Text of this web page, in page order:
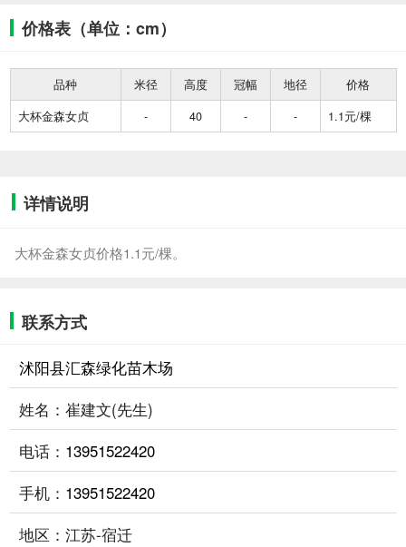
价格表（单位：cm）
品种 米径 高度 冠幅 地径
价格
大杯金森女贞
- 40 - - 1.1元/棵
详情说明
大杯金森女贞价格1.1元/棵。
联系方式
沭阳县汇森绿化苗木场
姓名：崔建文(先生)
电话： 13951522420
手机： 13951522420
地区：江苏-宿迁